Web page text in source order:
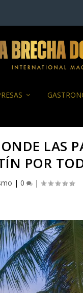
LAS
POR
| 0 |